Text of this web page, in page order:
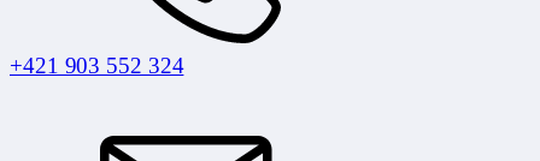
+421 903 552 324